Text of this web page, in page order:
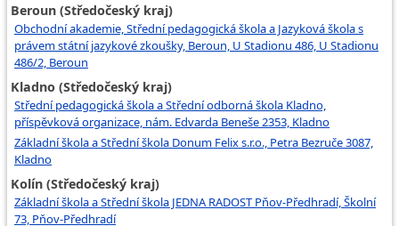
Beroun (Středočeský kraj)
Obchodní akademie, Střední pedagogická škola a Jazyková škola s
právem státní jazykové zkoušky, Beroun, U Stadionu 486, U Stadionu
486/2, Beroun
Kladno (Středočeský kraj)
Střední pedagogická škola a Střední odborná škola Kladno,
příspěvková organizace, nám. Edvarda Beneše 2353, Kladno
Základní škola a Střední škola Donum Felix s.r.o., Petra Bezruče 3087,
Kladno
Kolín (Středočeský kraj)
Základní škola a Střední škola JEDNA RADOST Pňov-Předhradí, Školní
73, Pňov-Předhradí